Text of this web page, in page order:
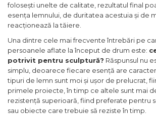
Cutii Depozitare
Chinga & Suport Mobila
Organizatoare
imbracaminte si incaltaminte
Maturi, Mopuri, Galeti &
Accesorii
Jucarii
Microscoape
folosești unelte de calitate, rezultatul final
esența lemnului, de duritatea acestuia și de
reacționează la tăiere.
Una dintre cele mai frecvente întrebări pe
persoanele aflate la început de drum este:
potrivit pentru sculptură? Răspunsul nu
simplu, deoarece fiecare esență are
tipuri de lemn sunt moi și ușor de prelucrat,
primele proiecte, în timp ce altele sunt mai
rezistență superioară, fiind preferate pentru
sau obiecte care trebuie să reziste în timp.